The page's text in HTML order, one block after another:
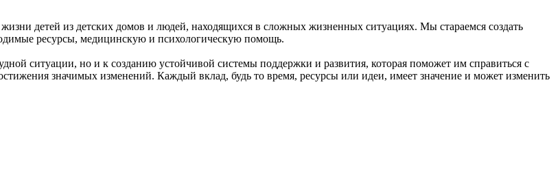
детей из детских домов и людей, находящихся в сложных жизненных ситуациях. Мы стараемся создать
ресурсы, медицинскую и психологическую помощь.
ситуации, но и к созданию устойчивой системы поддержки и развития, которая поможет им справиться с
значимых изменений. Каждый вклад, будь то время, ресурсы или идеи, имеет значение и может изменить